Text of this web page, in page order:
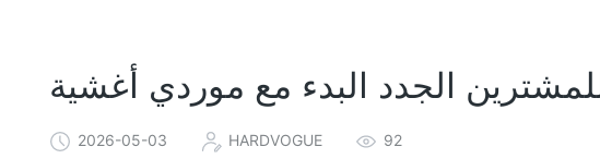
2026-05-03 HARDVOGUE 92